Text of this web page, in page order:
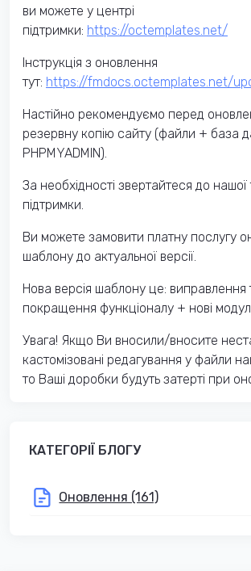
ви можете у центрі
підтримки: https://octemplates.net/
Інструкція з оновлення
тут: https://fmdocs.octemplates.net/
Настійно рекомендуємо перед
резервну копію сайту (файли + база
PHPMYADMIN).
За необхідності звертайтеся до нашої
підтримки.
Ви можете замовити платну послугу
шаблону до актуальної версії.
Нова версія шаблону це: виправлення
покращення функціоналу + нові
Увага! Якщо Ви вносили/вносите
кастомізовані редагування у файли
то Ваші доробки будуть затерті при
КАТЕГОРІЇ БЛОГУ
Оновлення (161)